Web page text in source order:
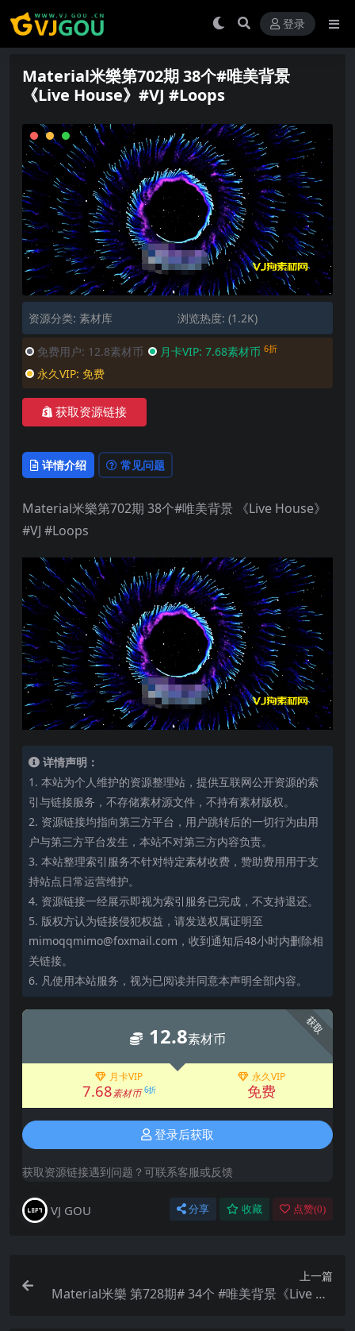
登录
Material米樂第702期 38个#唯美背景
《Live House》#VJ #Loops
资源分类: 素材库 浏览热度: (1.2K)
免费用户: 12.8素材币 月卡VIP: 7.68素材币 6折
永久VIP: 免费
获取资源链接
详情介绍 常见问题
Material米樂第702期 38个#唯美背景 《Live House》
#VJ #Loops
详情声明：
1. 本站为个人维护的资源整理站，提供互联网公开资源的索
引与链接服务，不存储素材源文件，不持有素材版权。
2. 资源链接均指向第三方平台，用户跳转后的一切行为由用
户与第三方平台发生，本站不对第三方内容负责。
3. 本站整理索引服务不针对特定素材收费，赞助费用用于支
持站点日常运营维护。
4. 资源链接一经展示即视为索引服务已完成，不支持退还。
5. 版权方认为链接侵犯权益，请发送权属证明至
mimoqqmimo@foxmail.com，收到通知后48小时内删除相
关链接。
6. 凡使用本站服务，视为已阅读并同意本声明全部内容。
获取
12.8素材币
月卡VIP
7.68素材币 6折
永久VIP
免费
登录后获取
获取资源链接遇到问题？可联系客服或反馈
VJ GOU 分享 收藏 点赞(0)
上一篇
Material米樂 第728期# 34个 #唯美背景《Live Ho